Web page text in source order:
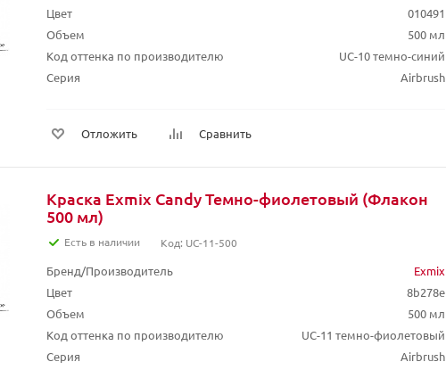
Цвет
010491
Объем
500 мл
Код оттенка по производителю
UC-10 темно-синий
Серия
Airbrush
Отложить Сравнить
Краска Exmix Candy Темно-фиолетовый (Флакон
500 мл)
Есть в наличии Код: UC-11-500
Бренд/Производитель
Exmix
Цвет
8b278e
Объем
500 мл
Код оттенка по производителю
UC-11 темно-фиолетовый
Серия
Airbrush